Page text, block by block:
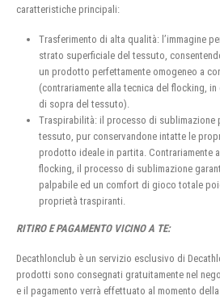
caratteristiche principali:
Trasferimento di alta qualità: l’immagine
strato superficiale del tessuto,
un prodotto perfettamente omogeneo a
(contrariamente alla tecnica del flocking, in
di sopra del tessuto).
Traspirabilità: il processo di sublimazione
tessuto, pur conservandone intatte le
prodotto ideale in partita. Contrariamente
flocking, il processo di sublimazione
palpabile ed un comfort di gioco totale
proprietà traspiranti.
RITIRO E PAGAMENTO VICINO A TE:
Decathlonclub è un servizio esclusivo di
prodotti sono consegnati gratuitamente nel
e il pagamento verrà effettuato al momento